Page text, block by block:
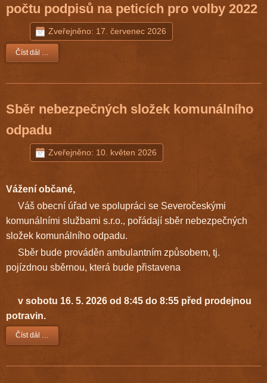
počtu podpisů na peticích pro volby 2022
Zveřejněno: 17. červenec 2026
Číst dál …
Sběr nebezpečných složek komunálního
odpadu
Zveřejněno: 10. květen 2026
Vážení občané,
Váš obecní úřad ve spolupráci se Severočeskými
komunálními službami s.r.o., pořádají sběr nebezpečných
složek komunálního odpadu.
Sběr bude prováděn ambulantním způsobem, tj.
pojízdnou sběrnou, která bude přistavena
v sobotu 16. 5. 2026 od 8:45 do 8:55 před prodejnou
potravin.
Číst dál …